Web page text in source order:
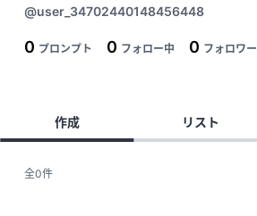
@user_34702440148456448
0 プロンプト 0 フォロー中 0 フォロワー
作成 リスト
全0件